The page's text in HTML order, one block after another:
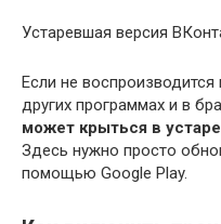
Устаревшая версия
Если не
других программах и в
может крыться в
Здесь нужно просто
помощью Google Play.